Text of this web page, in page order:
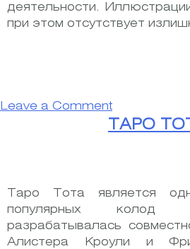
деятельности.
при этом отсутствует
Leave a Commenton
Цыганское
ТАРО
Таро Тота является
популярных колод
разрабатывалась
Алистера Кроули и